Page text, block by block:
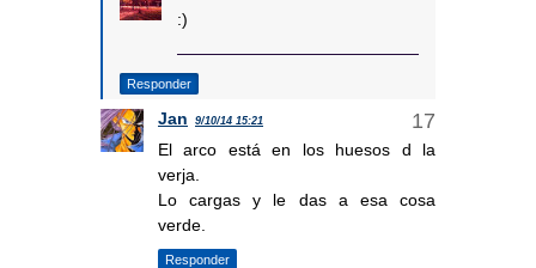
:)
Responder
Jan 9/10/14 15:21
El arco está en los huesos d la
verja.
Lo cargas y le das a esa cosa
verde.
Responder